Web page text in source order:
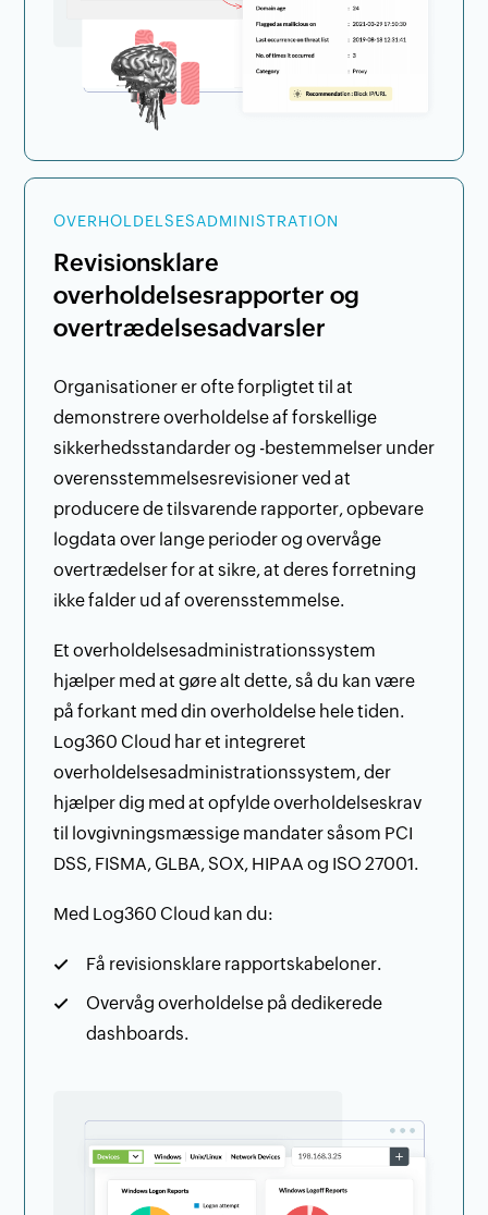
OVERHOLDELSESADMINISTRATION
Revisionsklare
overholdelsesrapporter og
overtrædelsesadvarsler
Organisationer er ofte forpligtet til at
demonstrere overholdelse af forskellige
sikkerhedsstandarder og -bestemmelser under
overensstemmelsesrevisioner ved at
producere de tilsvarende rapporter, opbevare
logdata over lange perioder og overvåge
overtrædelser for at sikre, at deres forretning
ikke falder ud af overensstemmelse.
Et overholdelsesadministrationssystem
hjælper med at gøre alt dette, så du kan være
på forkant med din overholdelse hele tiden.
Log360 Cloud har et integreret
overholdelsesadministrationssystem, der
hjælper dig med at opfylde overholdelseskrav
til lovgivningsmæssige mandater såsom PCI
DSS, FISMA, GLBA, SOX, HIPAA og ISO 27001.
Med Log360 Cloud kan du:
Få revisionsklare rapportskabeloner.
Overvåg overholdelse på dedikerede
dashboards.